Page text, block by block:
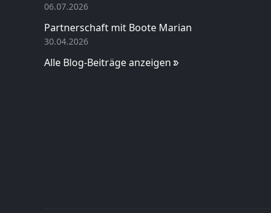
06.07.2026
Partnerschaft mit Boote Marian
30.04.2026
Alle Blog-Beiträge anzeigen